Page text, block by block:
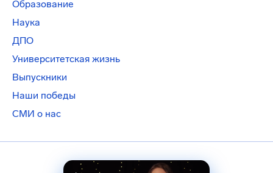
Образование
Наука
ДПО
Университетская жизнь
Выпускники
Наши победы
СМИ о нас